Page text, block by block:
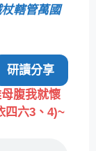
轄管萬國
研讀分享
腹我就懷
四六3、4)~